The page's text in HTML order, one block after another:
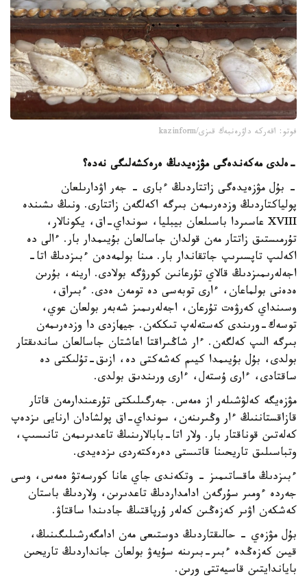
فوتو: اقەركە داۋرەنبەك قىزى/kazinform
-ەلدى مەكەندەگى مۋزەيدىڭ ەرەكشەلىگى نەدە؟
- بۇل مۋزەيدەگى زاتتاردىڭ ءبارى - جەر اۋدارىلعان
پولياكتاردىڭ وزدەرىمەن بىرگە اكەلگەن زاتتارى. ونىڭ ىشىندە
XVIII عاسىردا باسىلعان بيبليا، سونداي-اق، يكونالار،
تۇرمىستىق زاتتار مەن قولدان جاسالعان بۇيىمدار بار. ءالى دە
اكەلىپ تاپسىرىپ جاتقاندار بار. مىنا بولمەدەن ءبىزدىڭ اتا-
اجەلەرىمىزدىڭ قالاي تۇرعانىن كورۋگە بولادى. ارينە، بۇرىن
ەدەنى بولماعان، ءارى توبەسى دە تومەن ەدى. ءبىراق،
وسىنداي كەرۋەت تۇرعان، اجەلەرىمىز شەبەر بولعان عوي،
توسەك-ورىندى كەستەلەپ تىككەن. جيھازدى دا وزدەرىمەن
بىرگە الىپ كەلگەن. ءار شاڭىراقتا اعاشتان جاسالعان ساندىقتار
بولدى، بۇل بۇيىمدا كيىم كەشەكتى دە، ازىق-تۇلىكتى دە
ساقتادى، ءارى ۇستەل، ءارى ورىندىق بولدى.
مۋزەيگە كەلۋشىلەر از ەمەس. جەرگىلىكتى تۇرعىندارمەن قاتار
قازاقستاننىڭ ءار وڭىرىنەن، سونداي-اق پولشادان ارنايى ىزدەپ
كەلەتىن قوناقتار بار. ولار اتا-بابالارىنىڭ تاعدىرىمەن تانىسىپ،
وتباسىلىق تاريحىنا قاتىستى دەرەكتەردى ىزدەيدى.
ءبىزدىڭ ماقساتىمىز - وتكەندى جاي عانا كورسەتۋ ەمەس، وسى
جەردە ءومىر سۇرگەن ادامداردىڭ تاعدىرىن، ولاردىڭ باستان
كەشكەن اۋىر كەزەڭىن كەلەر ۇرپاقتىڭ جادىندا ساقتاۋ.
بۇل مۋزەي - حالىقتاردىڭ دوستىعى مەن ادامگەرشىلىگىنىڭ،
قيىن كەزەڭدە ءبىر-بىرىنە سۇيەۋ بولعان جانداردىڭ تاريحىن
باياندايتىن قاسيەتتى ورىن.